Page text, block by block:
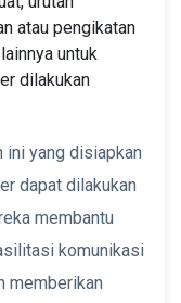
atau pengikatan
untuk
dilakukan
ini yang disiapkan
dapat dilakukan
membantu
komunikasi
memberikan